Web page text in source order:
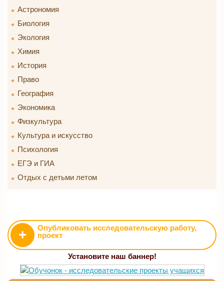
Астрономия
Биология
Экология
Химия
История
Право
География
Экономика
Физкультура
Культура и искусство
Психология
ЕГЭ и ГИА
Отдых с детьми летом
+
Опубликовать исследовательскую работу,
проект
Установите наш баннер!